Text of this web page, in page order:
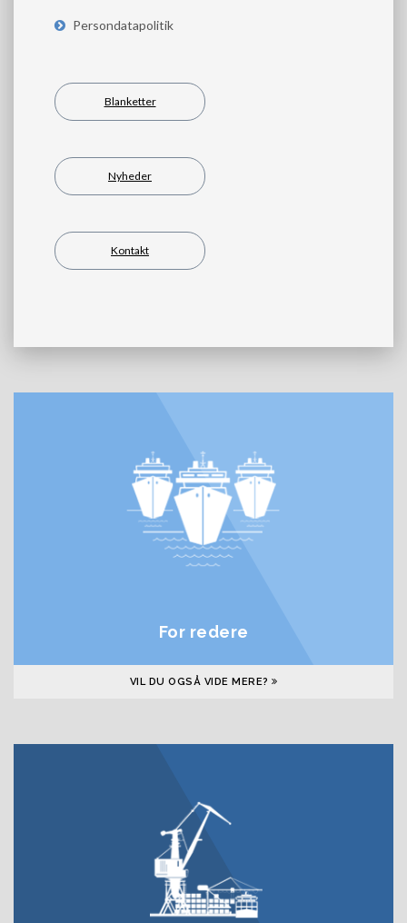
Persondatapolitik
Blanketter
Nyheder
Kontakt
For redere
VIL DU OGSÅ VIDE MERE?